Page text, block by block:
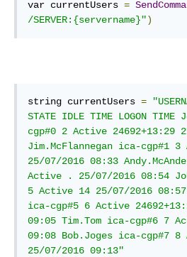
var currentUsers =
/SERVER:{servername}")
string currentUsers =
STATE IDLE TIME LOGON
cgp#0 2 Active 24692+13:29
Jim.McFlannegan ica-cgp#1
25/07/2016 08:33
Active . 25/07/2016 08:54
5 Active 14 25/07/2016
ica-cgp#5 6 Active
09:05 Tim.Tom ica-cgp#6 7
09:08 Bob.Joges ica-cgp#7 8
25/07/2016 09:13"